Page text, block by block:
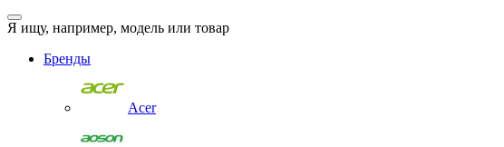
Я ищу, например, модель или товар
Бренды
Acer